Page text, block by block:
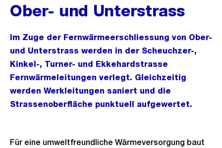
Ober- und Unterstrass
Im Zuge der Fernwärmeerschliessung von Ober-
und Unterstrass werden in der Scheuchzer-,
Kinkel-, Turner- und Ekkehardstrasse
Fernwärmeleitungen verlegt. Gleichzeitig
werden Werkleitungen saniert und die
Strassenoberfläche punktuell aufgewertet.
Für eine umweltfreundliche Wärmeversorgung baut